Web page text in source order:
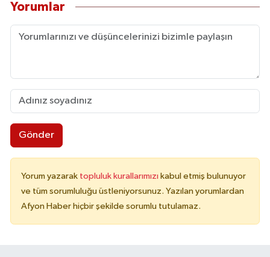
Yorumlar
Gönder
Yorum yazarak topluluk kurallarımızı kabul etmiş bulunuyor
ve tüm sorumluluğu üstleniyorsunuz. Yazılan yorumlardan
Afyon Haber hiçbir şekilde sorumlu tutulamaz.